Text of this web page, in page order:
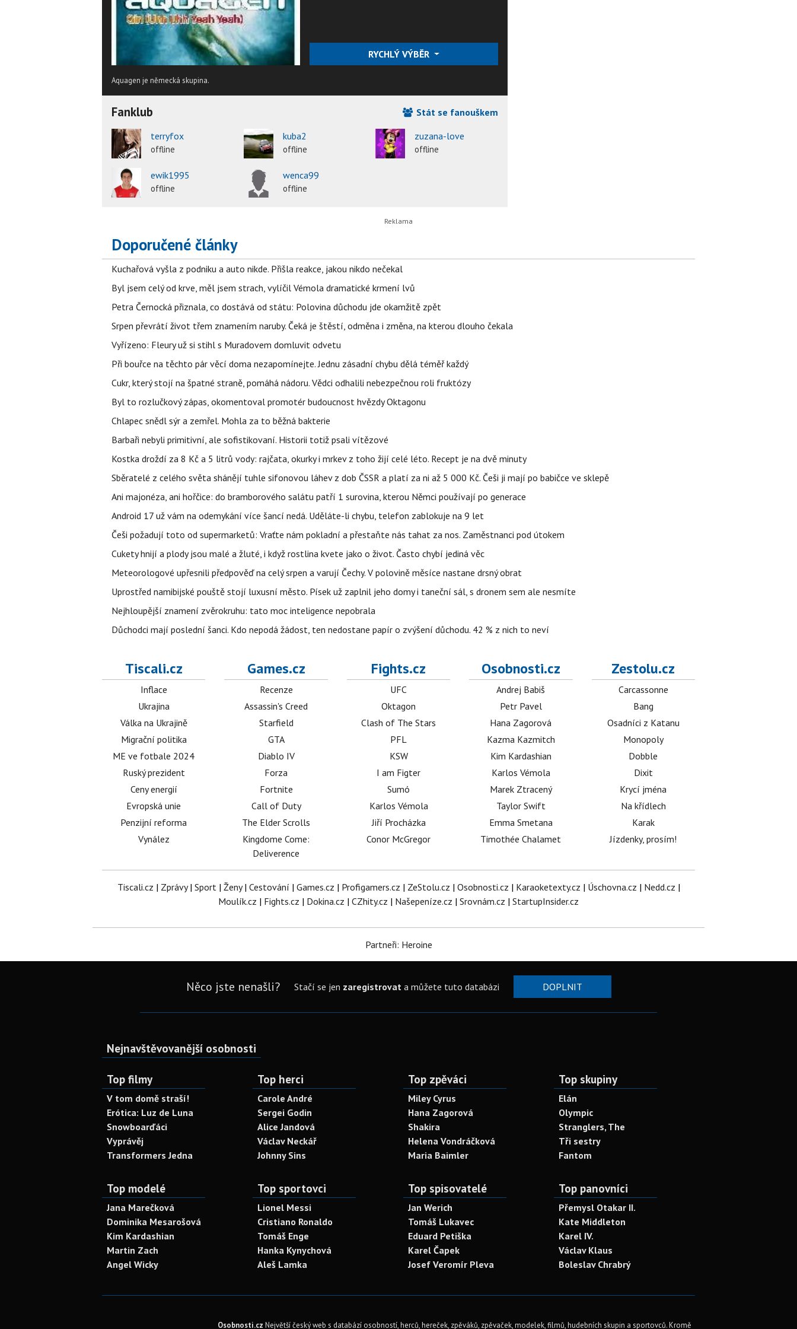
RYCHLÝ VÝBĚR
Aquagen je německá skupina.
Fanklub
Stát se fanouškem
terryfox
offline
kuba2
offline
zuzana-love
offline
ewik1995
offline
wenca99
offline
Doporučené články
Kuchařová vyšla z podniku a auto nikde. Přišla reakce, jakou nikdo nečekal
Byl jsem celý od krve, měl jsem strach, vylíčil Vémola dramatické krmení lvů
Petra Černocká přiznala, co dostává od státu: Polovina důchodu jde okamžitě zpět
Srpen převrátí život třem znamením naruby. Čeká je štěstí, odměna i změna, na kterou dlouho čekala
Vyřízeno: Fleury už si stihl s Muradovem domluvit odvetu
Při bouřce na těchto pár věcí doma nezapomínejte. Jednu zásadní chybu dělá téměř každý
Cukr, který stojí na špatné straně, pomáhá nádoru. Vědci odhalili nebezpečnou roli fruktózy
Byl to rozlučkový zápas, okomentoval promotér budoucnost hvězdy Oktagonu
Chlapec snědl sýr a zemřel. Mohla za to běžná bakterie
Barbaři nebyli primitivní, ale sofistikovaní. Historii totiž psali vítězové
Kostka droždí za 8 Kč a 5 litrů vody: rajčata, okurky i mrkev z toho žijí celé léto. Recept je na dvě minuty
Sběratelé z celého světa shánějí tuhle sifonovou láhev z dob ČSSR a platí za ni až 5 000 Kč. Češi ji mají po babičce ve sklepě
Ani majonéza, ani hořčice: do bramborového salátu patří 1 surovina, kterou Němci používají po generace
Android 17 už vám na odemykání více šancí nedá. Uděláte-li chybu, telefon zablokuje na 9 let
Češi požadují toto od supermarketů: Vraťte nám pokladní a přestaňte nás tahat za nos. Zaměstnanci pod útokem
Cukety hnijí a plody jsou malé a žluté, i když rostlina kvete jako o život. Často chybí jediná věc
Meteorologové upřesnili předpověď na celý srpen a varují Čechy. V polovině měsíce nastane drsný obrat
Uprostřed namibijské pouště stojí luxusní město. Písek už zaplnil jeho domy i taneční sál, s dronem sem ale nesmíte
Nejhloupější znamení zvěrokruhu: tato moc inteligence nepobrala
Důchodci mají poslední šanci. Kdo nepodá žádost, ten nedostane papír o zvýšení důchodu. 42 % z nich to neví
Tiscali.cz
Inflace
Ukrajina
Válka na Ukrajině
Migrační politika
ME ve fotbale 2024
Ruský prezident
Ceny energií
Evropská unie
Penzijní reforma
Vynález
Games.cz
Recenze
Assassin's Creed
Starfield
GTA
Diablo IV
Forza
Fortnite
Call of Duty
The Elder Scrolls
Kingdome Come:
Deliverence
Fights.cz
UFC
Oktagon
Clash of The Stars
PFL
KSW
I am Figter
Sumó
Karlos Vémola
Jiří Procházka
Conor McGregor
Osobnosti.cz
Andrej Babiš
Petr Pavel
Hana Zagorová
Kazma Kazmitch
Kim Kardashian
Karlos Vémola
Marek Ztracený
Taylor Swift
Emma Smetana
Timothée Chalamet
Zestolu.cz
Carcassonne
Bang
Osadníci z Katanu
Monopoly
Dobble
Dixit
Krycí jména
Na křídlech
Karak
Jízdenky, prosím!
Tiscali.cz | Zprávy| Sport| Ženy| Cestování | Games.cz | Profigamers.cz | ZeStolu.cz | Osobnosti.cz | Karaoketexty.cz | Úschovna.cz | Nedd.cz |
Moulík.cz | Fights.cz | Dokina.cz | CZhity.cz | Našepeníze.cz | Srovnám.cz | StartupInsider.cz
Partneři: Heroine
Něco jste nenašli? Stačí se jen zaregistrovata můžete tuto databázi DOPLNIT
Nejnavštěvovanější osobnosti
Top filmy
V tom domě straší!
Erótica: Luz de Luna
Snowboarďáci
Vyprávěj
Transformers Jedna
Top herci
Carole André
Sergei Godin
Alice Jandová
Václav Neckář
Johnny Sins
Top zpěváci
Miley Cyrus
Hana Zagorová
Shakira
Helena Vondráčková
Maria Baimler
Top skupiny
Elán
Olympic
Stranglers, The
Tři sestry
Fantom
Top modelé
Jana Marečková
Dominika Mesarošová
Kim Kardashian
Martin Zach
Angel Wicky
Top sportovci
Lionel Messi
Cristiano Ronaldo
Tomáš Enge
Hanka Kynychová
Aleš Lamka
Top spisovatelé
Jan Werich
Tomáš Lukavec
Eduard Petiška
Karel Čapek
Josef Veromír Pleva
Top panovníci
Přemysl Otakar II.
Kate Middleton
Karel IV.
Václav Klaus
Boleslav Chrabrý
Osobnosti.cz Největší český web s databází osobností, herců, hereček, zpěváků, zpěvaček, modelek, filmů, hudebních skupin a sportovců. Kromě